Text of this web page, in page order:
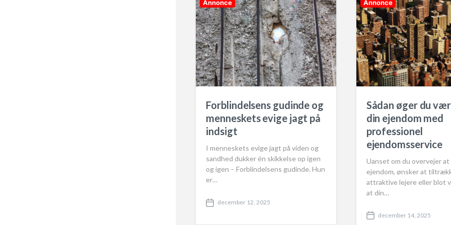
t
e
i
n
Annonce
Forblindelsens gudinde og
menneskets evige jagt på
indsigt
I menneskets evige jagt på viden og
sandhed dukker én skikkelse op igen
og igen – Forblindelsens gudinde. Hun
er…
P
december 12, 2025
Annonce
Sådan øger du
din ejendom med
professionel
ejendomsservice
Uanset om du overvejer
ejendom, ønsker at
attraktive lejere eller blot
at din…
P
december 14, 2025